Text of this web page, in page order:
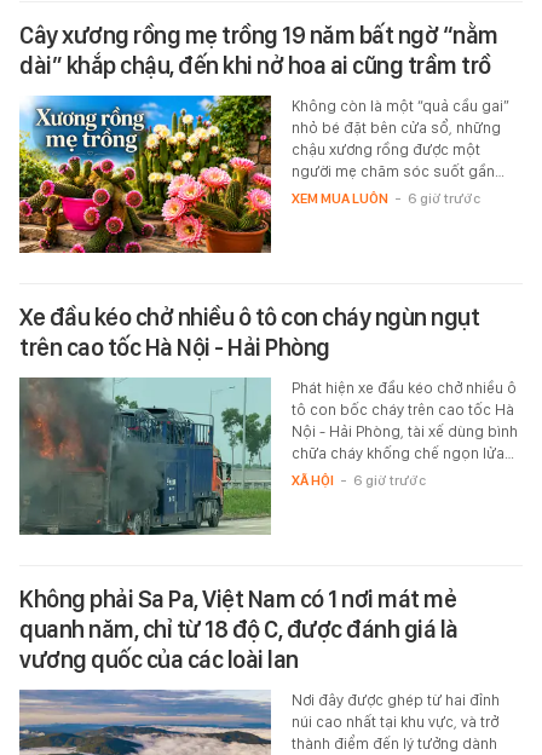
Cây xương rồng mẹ trồng 19 năm bất ngờ “nằm
dài” khắp chậu, đến khi nở hoa ai cũng trầm trồ
Không còn là một “quả cầu gai”
nhỏ bé đặt bên cửa sổ, những
chậu xương rồng được một
người mẹ chăm sóc suốt gần…
XEM MUA LUÔN - 6 giờ trước
Xe đầu kéo chở nhiều ô tô con cháy ngùn ngụt
trên cao tốc Hà Nội - Hải Phòng
Phát hiện xe đầu kéo chở nhiều ô
tô con bốc cháy trên cao tốc Hà
Nội - Hải Phòng, tài xế dùng bình
chữa cháy khống chế ngọn lửa…
XÃ HỘI - 6 giờ trước
Không phải Sa Pa, Việt Nam có 1 nơi mát mẻ
quanh năm, chỉ từ 18 độ C, được đánh giá là
vương quốc của các loài lan
Nơi đây được ghép từ hai đỉnh
núi cao nhất tại khu vực, và trở
thành điểm đến lý tưởng dành